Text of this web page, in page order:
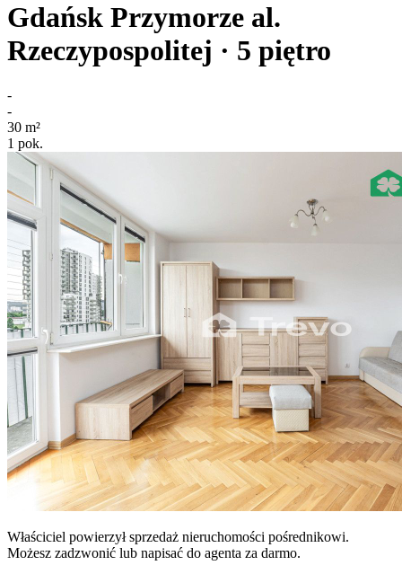
Gdańsk Przymorze al.
Rzeczypospolitej · 5 piętro
-
-
30 m²
1 pok.
Właściciel powierzył sprzedaż nieruchomości pośrednikowi.
Możesz zadzwonić lub napisać do agenta za darmo.